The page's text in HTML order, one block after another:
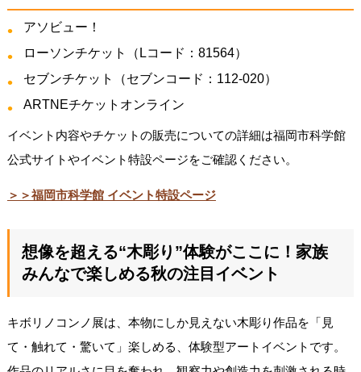
アソビュー！
ローソンチケット（Lコード：81564）
セブンチケット（セブンコード：112-020）
ARTNEチケットオンライン
イベント内容やチケットの販売についての詳細は福岡市科学館
公式サイトやイベント特設ページをご確認ください。
＞＞福岡市科学館 イベント特設ページ
想像を超える“木彫り”体験がここに！家族
みんなで楽しめる秋の注目イベント
キボリノコンノ展は、本物にしか見えない木彫り作品を「見
て・触れて・驚いて」楽しめる、体験型アートイベントです。